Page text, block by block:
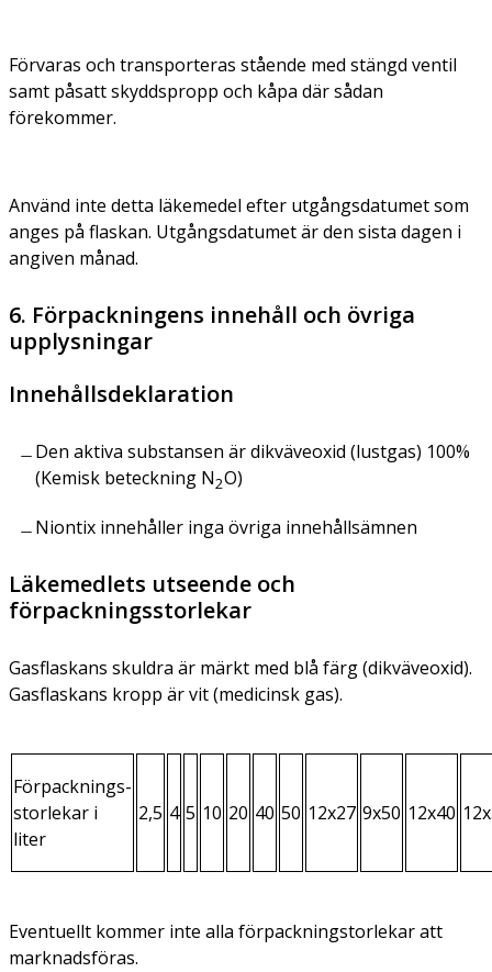
Förvaras och transporteras stående med stängd ventil
samt påsatt skyddspropp och kåpa där sådan
förekommer.
Använd inte detta läkemedel efter utgångsdatumet som
anges på flaskan. Utgångsdatumet är den sista dagen i
angiven månad.
6. Förpackningens innehåll och övriga
upplysningar
Innehållsdeklaration
Den aktiva substansen är dikväveoxid (lustgas) 100%
(Kemisk beteckning N2O)
Niontix innehåller inga övriga innehållsämnen
Läkemedlets utseende och
förpackningsstorlekar
Gasflaskans skuldra är märkt med blå färg (dikväveoxid).
Gasflaskans kropp är vit (medicinsk gas).
Förpacknings-
storlekar i
liter
2,5 4 5 10 20 40 50 12x27 9x50 12x40
Eventuellt kommer inte alla förpackningstorlekar att
marknadsföras.